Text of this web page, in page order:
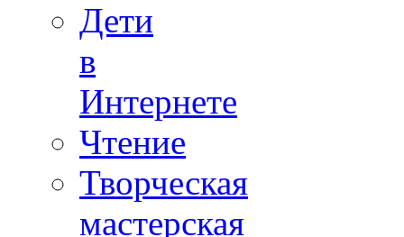
Дети
в
Интернете
Чтение
Творческая
мастерская